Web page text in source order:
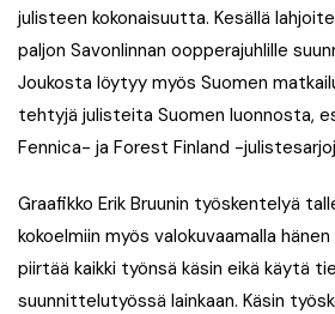
julisteen kokonaisuutta. Kesällä
paljon Savonlinnan oopperajuhlille
Joukosta löytyy myös Suomen
tehtyjä julisteita Suomen luonnosta,
Fennica- ja Forest Finland -
Graafikko Erik Bruunin työskentelyä
kokoelmiin myös valokuvaamalla
piirtää kaikki työnsä käsin eikä käytä
suunnittelutyössä lainkaan. Käsin